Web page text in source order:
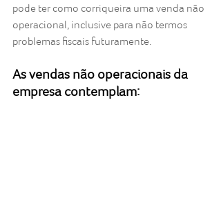
pode ter como corriqueira uma venda não
operacional, inclusive para não termos
problemas fiscais futuramente.
As vendas não operacionais da
empresa contemplam: